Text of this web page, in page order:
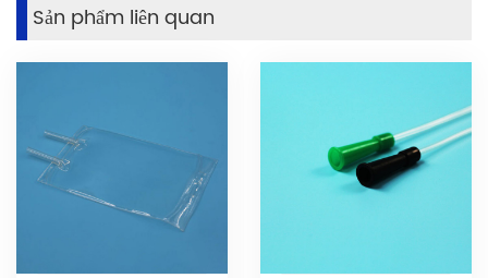
Sản phẩm liên quan